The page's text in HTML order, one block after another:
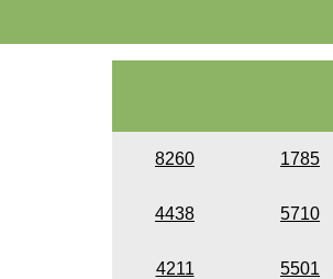
8260 1785
4438 5710
4211 5501